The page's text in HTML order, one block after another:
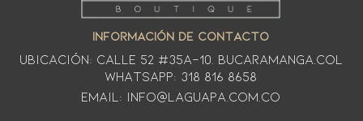
INFORMACIÓN DE CONTACTO
Ubicación: CALLE 52 #35A-10. Bucaramanga.Col
WhatsApp: 318 816 8658
Email: info@laguapa.com.co